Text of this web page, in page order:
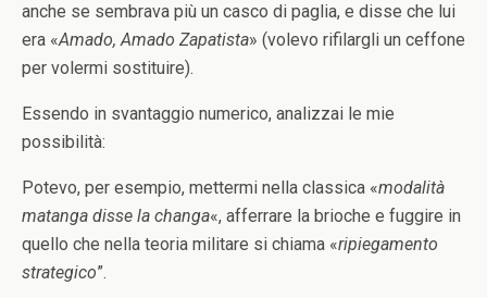
anche se sembrava più un casco di paglia, e disse che lui
era «Amado, Amado Zapatista» (volevo rifilargli un ceffone
per volermi sostituire).
Essendo in svantaggio numerico, analizzai le mie
possibilità:
Potevo, per esempio, mettermi nella classica «modalità
matanga disse la changa«, afferrare la brioche e fuggire in
quello che nella teoria militare si chiama «ripiegamento
strategico”.